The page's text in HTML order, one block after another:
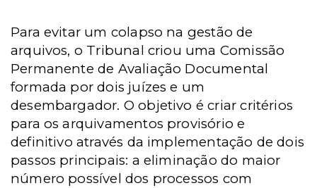
Para evitar um colapso na gestão de
arquivos, o Tribunal criou uma Comissão
Permanente de Avaliação Documental
formada por dois juízes e um
desembargador. O objetivo é criar critérios
para os arquivamentos provisório e
definitivo através da implementação de dois
passos principais: a eliminação do maior
número possível dos processos com